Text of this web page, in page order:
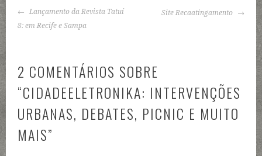
NAVEGAÇÃO
DE
Lançamento da Revista Tatuí
8: em Recife e Sampa
Site Recaatingamento
2 COMENTÁRIOS SOBRE
“CIDADEELETRONIKA: INTERVENÇÕES
URBANAS, DEBATES, PICNIC E MUITO
MAIS”